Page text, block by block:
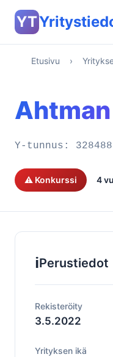
YT
Etusivu ›
Y-tunnus:
⚠️ Konkurssi 4
ℹ️Perustiedot
Rekisteröity
3.5.2022
Yrityksen ikä